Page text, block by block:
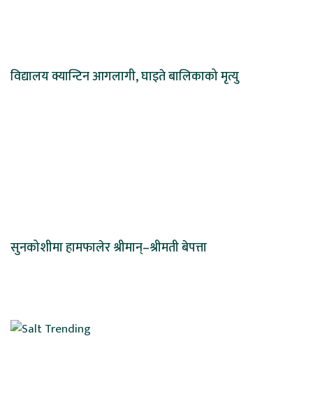
विद्यालय क्यान्टिन आगलागी, घाइते बालिकाको मृत्यु
सुनकोशीमा हामफालेर श्रीमान्–श्रीमती बेपत्ता